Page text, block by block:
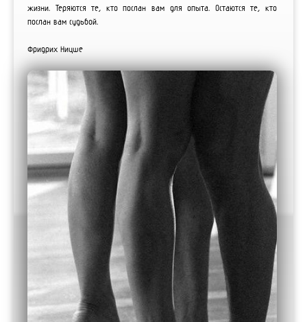
жизни. Теряются те, кто послан вам для опыта. Остаются те, кто
послан вам судьбой.
Фридрих Ницше